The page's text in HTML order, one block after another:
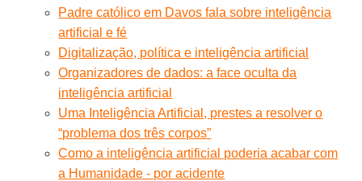
Padre católico em Davos fala sobre inteligência
artificial e fé
Digitalização, política e inteligência artificial
Organizadores de dados: a face oculta da
inteligência artificial
Uma Inteligência Artificial, prestes a resolver o
“problema dos três corpos”
Como a inteligência artificial poderia acabar com
a Humanidade - por acidente